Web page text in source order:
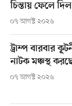
চিন্তায় ফেলে দিল
০৭ আগস্ট ২০২৬
ট্রাম্প বারবার
নাটক মঞ্চস্থ
০৭ আগস্ট ২০২৬